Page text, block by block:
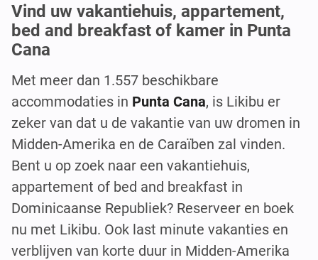
Vind uw vakantiehuis, appartement,
bed and breakfast of kamer in Punta
Cana
Met meer dan 1.557 beschikbare
accommodaties in Punta Cana, is Likibu er
zeker van dat u de vakantie van uw dromen in
Midden-Amerika en de Caraïben zal vinden.
Bent u op zoek naar een vakantiehuis,
appartement of bed and breakfast in
Dominicaanse Republiek? Reserveer en boek
nu met Likibu. Ook last minute vakanties en
verblijven van korte duur in Midden-Amerika